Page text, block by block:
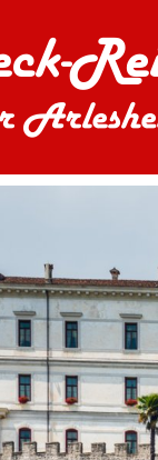
Lastwagenflotte
Firmengeschichte
Leitbild
Team